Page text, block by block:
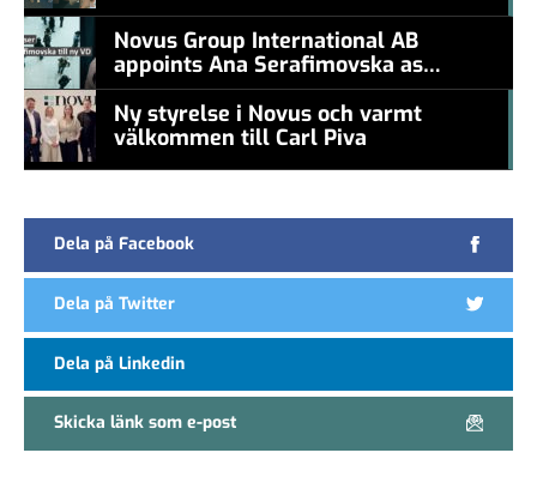
Novus Group International AB
appoints Ana Serafimovska as
new CEO
Ny styrelse i Novus och varmt
välkommen till Carl Piva
Dela på Facebook
Dela på Twitter
Dela på Linkedin
Skicka länk som e-post